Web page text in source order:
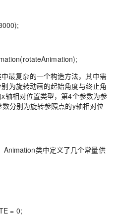
最复杂的一个构造方法，其中需
为旋转动画的起始角度与终止角
轴相对位置类型，第4个参数为参
分别为旋转参照点的y轴相对位
类中定义了几个常量供
= 0;